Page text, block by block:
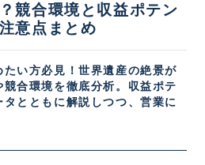
競合環境と収益ポテン
意点まとめ
い方必見！世界遺産の絶景が
合環境を徹底分析。収益ポテ
とともに解説しつつ、営業に